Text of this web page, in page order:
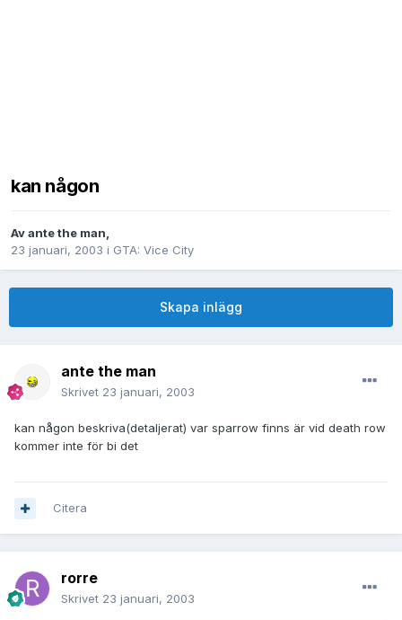
kan någon
Avante the man,
23 januari, 2003 i GTA: Vice City
Skapa inlägg
ante the man
Skrivet 23 januari, 2003
kan någon beskriva(detaljerat) var sparrow finns är vid death row
kommer inte för bi det
Citera
rorre
Skrivet 23 januari, 2003